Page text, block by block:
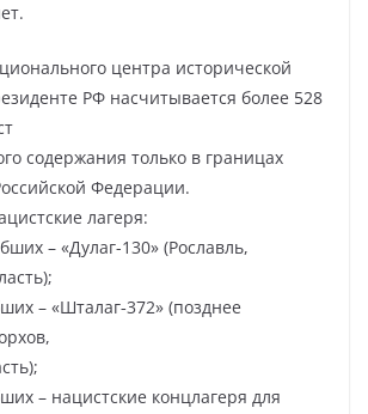
центра исторической
РФ насчитывается более 528
содержания только в границах
Федерации.
лагеря:
– «Дулаг-130» (Рославль,
– «Шталаг‑372» (позднее
– нацистские концлагеря для